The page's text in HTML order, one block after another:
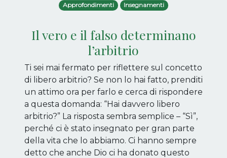
Approfondimenti Insegnamenti
Il vero e il falso determinano
l’arbitrio
Ti sei mai fermato per riflettere sul concetto
di libero arbitrio? Se non lo hai fatto, prenditi
un attimo ora per farlo e cerca di rispondere
a questa domanda: “Hai davvero libero
arbitrio?” La risposta sembra semplice – “Sì”,
perché ci è stato insegnato per gran parte
della vita che lo abbiamo. Ci hanno sempre
detto che anche Dio ci ha donato questo